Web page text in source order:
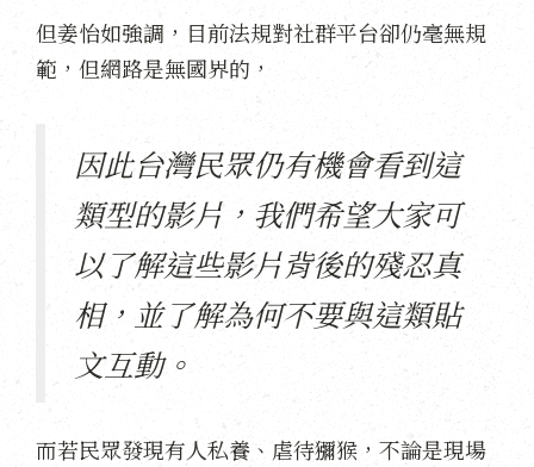
但姜怡如強調，目前法規對社群平台卻仍毫無規
範，但網路是無國界的，
因此台灣民眾仍有機會看到這
類型的影片，我們希望大家可
以了解這些影片背後的殘忍真
相，並了解為何不要與這類貼
文互動。
而若民眾發現有人私養、虐待獼猴，不論是現場